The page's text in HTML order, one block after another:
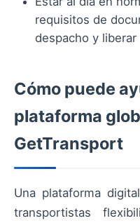
requisitos de
despacho y liberar
Cómo puede
plataforma
GetTransport
Una plataforma
transportistas